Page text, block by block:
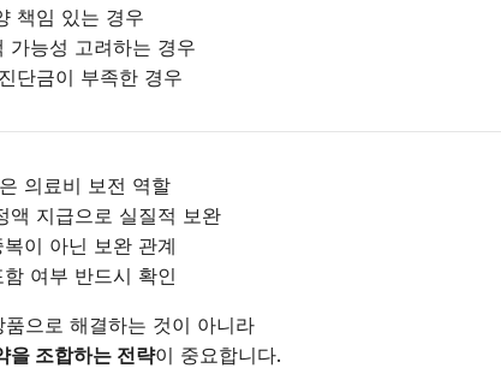
책임 있는 경우
가능성 고려하는 경우
단금이 부족한 경우
의료비 보전 역할
액 지급으로 실질적 보완
이 아닌 보완 관계
여부 반드시 확인
으로 해결하는 것이 아니라
을 조합하는 전략이 중요합니다.